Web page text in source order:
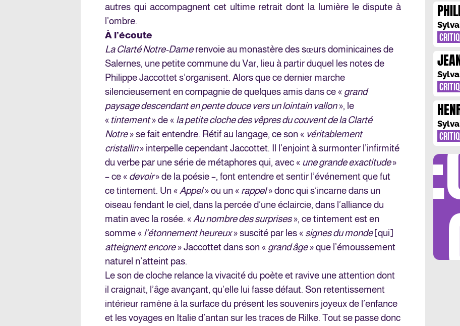
autres qui accompagnent cet ultime retrait dont la lumière le dispute à
l’ombre.
À l’écoute
La Clarté Notre-Damerenvoie au monastère des sœurs dominicaines de
Salernes, une petite commune du Var, lieu à partir duquel les notes de
Philippe Jaccottet s’organisent. Alors que ce dernier marche
silencieusement en compagnie de quelques amis dans ce « grand
paysage descendant en pente douce vers un lointain vallon», le
« tintement» de « la petite cloche des vêpres du couvent de la Clarté
Notre» se fait entendre. Rétif au langage, ce son « véritablement
cristallin» interpelle cependant Jaccottet. Il l’enjoint à surmonter l’infirmité
du verbe par une série de métaphores qui, avec « une grande exactitude»
– ce « devoir» de la poésie –, font entendre et sentir l’événement que fut
ce tintement. Un « Appel» ou un « rappel» donc qui s’incarne dans un
oiseau fendant le ciel, dans la percée d’une éclaircie, dans l’alliance du
matin avec la rosée. « Au nombre des surprises», ce tintement est en
somme « l’étonnement heureux» suscité par les « signes du monde[qui]
atteignent encore» Jaccottet dans son « grand âge» que l’émoussement
naturel n’atteint pas.
Le son de cloche relance la vivacité du poète et ravive une attention dont
il craignait, l’âge avançant, qu’elle lui fasse défaut. Son retentissement
intérieur ramène à la surface du présent les souvenirs joyeux de l’enfance
et les voyages en Italie d’antan sur les traces de Rilke. Tout se passe donc
qui
LES